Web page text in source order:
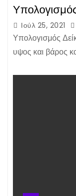
Ιούλ 25, 2021
Υπολογισμός
υψος και βάρος